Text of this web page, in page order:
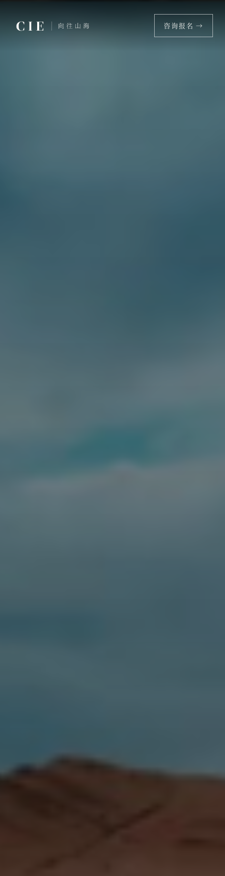
咨询报名 →